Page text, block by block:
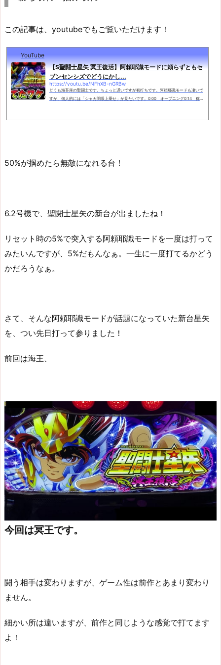
この記事は、youtubeでもご覧いただけます！
YouTube
【S聖闘士星矢 冥王復活】阿頼耶識モードに頼らずともセ
ブンセンシズでどうにかし...
https://youtu.be/NFhXB-nGRBw
どうも海苔座の聖闘士です。ちょっと遅いですが初打ちです。阿頼耶識モードも凄いで
すが、個人的には「シャカ開眼上乗せ」が見たいです。0:00 オープニング0:14 稼働
50%が掴めたら無敵になれる台！
6.2号機で、聖闘士星矢の新台が出ましたね！
リセット時の5%で突入する阿頼耶識モードを一度は打って
みたいんですが、5%だもんなぁ。一生に一度打てるかどう
かだろうなぁ。
さて、そんな阿頼耶識モードが話題になっていた新台星矢
を、つい先日打って参りました！
前回は海王、
今回は冥王です。
闘う相手は変わりますが、ゲーム性は前作とあまり変わり
ません。
細かい所は違いますが、前作と同じような感覚で打てます
よ！